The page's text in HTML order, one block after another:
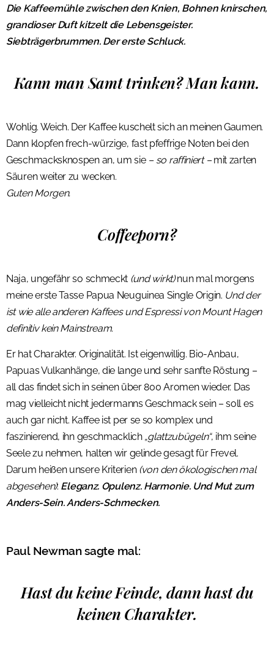
Die Kaffeemühle zwischen den Knien, Bohnen knirschen,
grandioser Duft kitzelt die Lebensgeister.
Siebträgerbrummen. Der erste Schluck.
Kann man Samt trinken? Man kann.
Wohlig. Weich. Der Kaffee kuschelt sich an meinen Gaumen.
Dann klopfen frech-würzige, fast pfeffrige Noten bei den
Geschmacksknospen an, um sie – so raffiniert –mit zarten
Säuren weiter zu wecken.
Guten Morgen.
Coffeeporn?
Naja, ungefähr so schmeckt (und wirkt)nun mal morgens
meine erste Tasse Papua Neuguinea Single Origin. Und der
ist wie alle anderen Kaffees und Espressi von Mount Hagen
definitiv kein Mainstream.
Er hat Charakter. Originalität. Ist eigenwillig. Bio-Anbau,
Papuas Vulkanhänge, die lange und sehr sanfte Röstung –
all das findet sich in seinen über 800 Aromen wieder. Das
mag vielleicht nicht jedermanns Geschmack sein – soll es
auch gar nicht. Kaffee ist per se so komplex und
faszinierend, ihn geschmacklich „glattzubügeln“, ihm seine
Seele zu nehmen, halten wir gelinde gesagt für Frevel.
Darum heißen unsere Kriterien (von den ökologischen mal
abgesehen): Eleganz. Opulenz. Harmonie. Und Mut zum
Anders-Sein. Anders-Schmecken.
Paul Newman sagte mal:
Hast du keine Feinde, dann hast du
keinen Charakter.